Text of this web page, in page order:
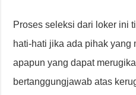
Proses seleksi dari loker ini
hati-hati jika ada pihak yang
apapun yang dapat
bertanggungjawab atas